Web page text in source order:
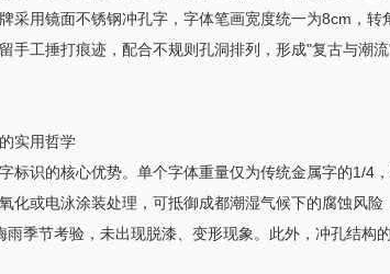
采用镜面不锈钢冲孔字，字体笔画宽度统一为8cm，
手工捶打痕迹，配合不规则孔洞排列，形成"复古与潮
实用哲学
标识的核心优势。单个字体重量仅为传统金属字的1/4
化或电泳涂装处理，可抵御成都潮湿气候下的腐蚀风
雨季节考验，未出现脱漆、变形现象。此外，冲孔结